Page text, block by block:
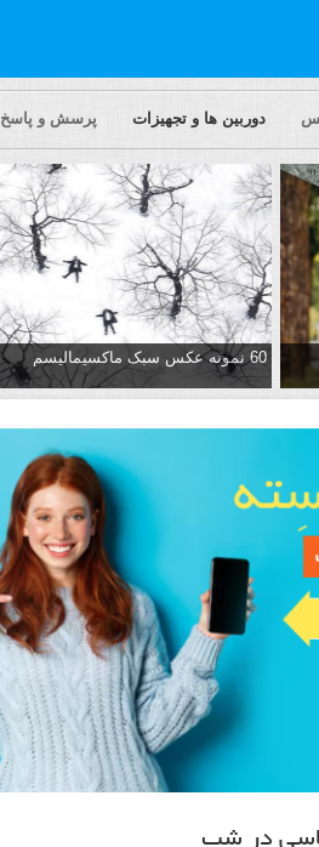
دوربین ها و تجهیزات پرسش و پاسخ
60 نمونه عکس سبک ماکسیمالیسم
در شب